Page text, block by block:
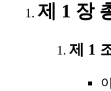
제 1 장
제 1